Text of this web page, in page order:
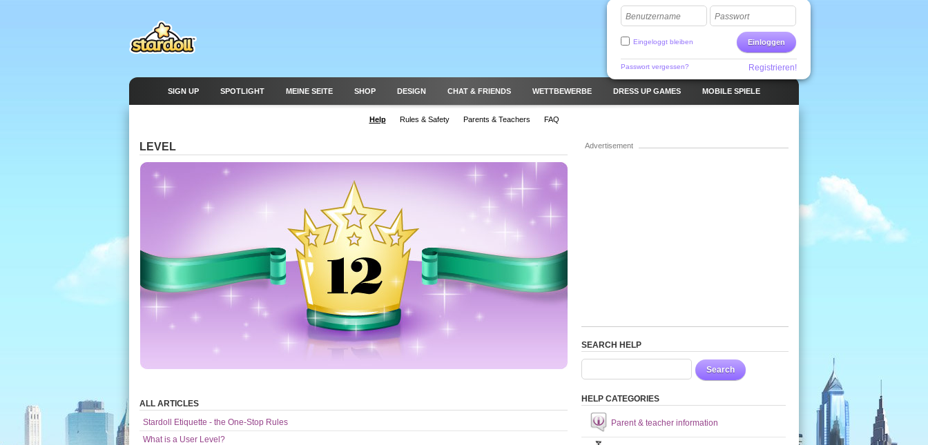
Benutzername Passwort
Einloggen
Eingeloggt bleiben
Passwort vergessen? Registrieren!
SIGN UP SPOTLIGHT MEINE SEITE SHOP DESIGN CHAT & FRIENDS WETTBEWERBE DRESS UP GAMES MOBILE SPIELE
Help Rules & Safety Parents & Teachers FAQ
LEVEL
ALL ARTICLES
Stardoll Etiquette - the One-Stop Rules
What is a User Level?
Advertisement
SEARCH HELP
Search
HELP CATEGORIES
Parent & teacher information